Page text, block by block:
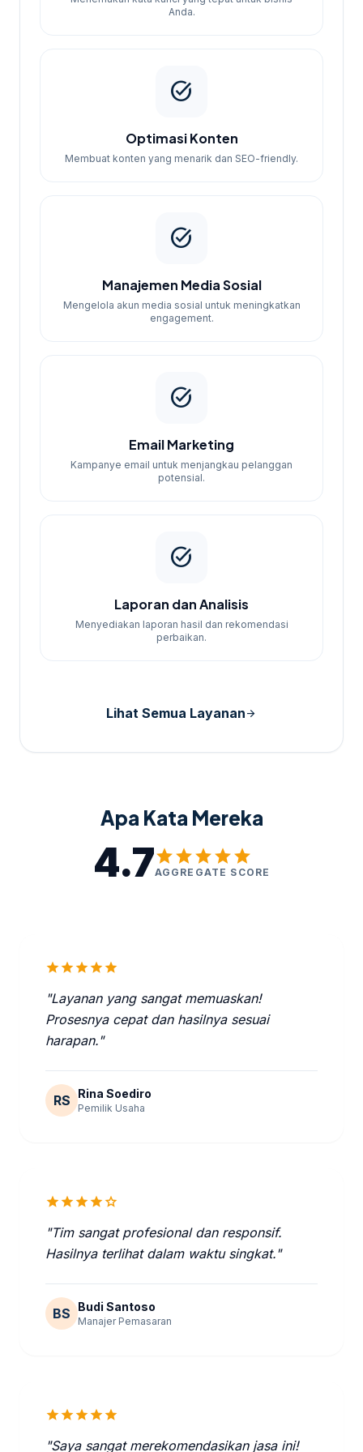
Anda.
task_alt
Optimasi Konten
Membuat konten yang menarik dan SEO-friendly.
task_alt
Manajemen Media Sosial
Mengelola akun media sosial untuk meningkatkan
engagement.
task_alt
Email Marketing
Kampanye email untuk menjangkau pelanggan
potensial.
task_alt
Laporan dan Analisis
Menyediakan laporan hasil dan rekomendasi
perbaikan.
Lihat Semua Layananarrow_forward
Apa Kata Mereka
4.7starstarstarstarstar
AGGREGATE SCORE
starstarstarstarstar
"Layanan yang sangat memuaskan!
Prosesnya cepat dan hasilnya sesuai
harapan."
RS Rina Soediro
Pemilik Usaha
starstarstarstarstar
"Tim sangat profesional dan responsif.
Hasilnya terlihat dalam waktu singkat."
BS Budi Santoso
Manajer Pemasaran
starstarstarstarstar
"Saya sangat merekomendasikan jasa ini!